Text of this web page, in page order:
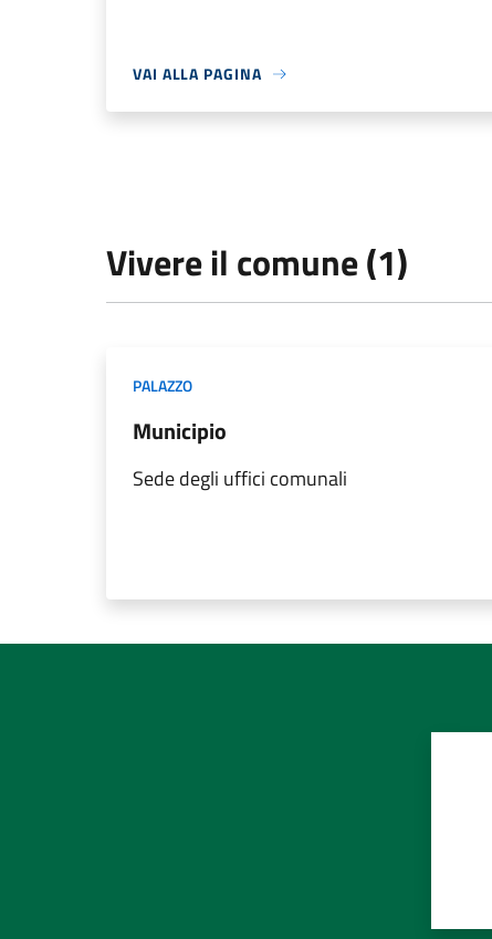
VAI ALLA PAGINA
Vivere il comune (1)
PALAZZO
Municipio
Sede degli uffici comunali